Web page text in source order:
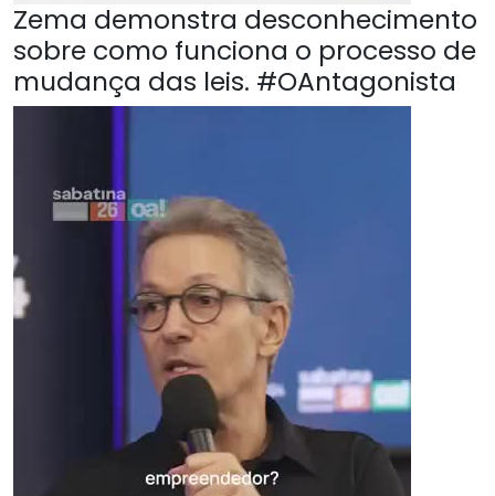
Zema demonstra desconhecimento
sobre como funciona o processo de
mudança das leis. #OAntagonista